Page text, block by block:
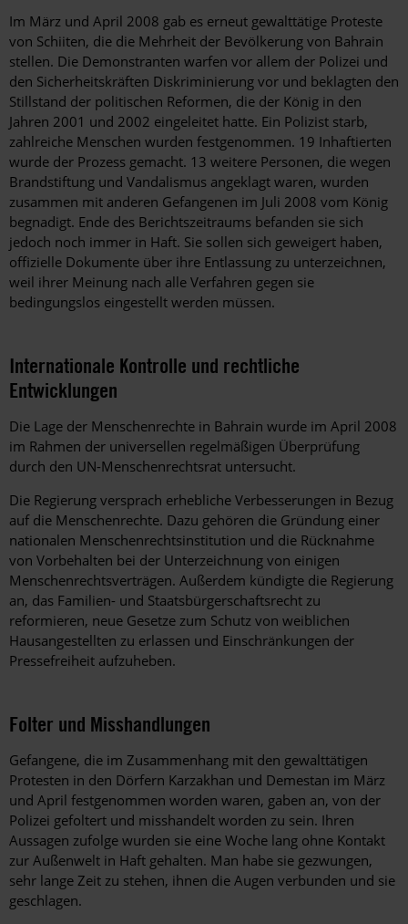
Im März und April 2008 gab es erneut gewalttätige Proteste
von Schiiten, die die Mehrheit der Bevölkerung von Bahrain
stellen. Die Demonstranten warfen vor allem der Polizei und
den Sicherheitskräften Diskriminierung vor und beklagten den
Stillstand der politischen Reformen, die der König in den
Jahren 2001 und 2002 eingeleitet hatte. Ein Polizist starb,
zahlreiche Menschen wurden festgenommen. 19 Inhaftierten
wurde der Prozess gemacht. 13 weitere Personen, die wegen
Brandstiftung und Vandalismus angeklagt waren, wurden
zusammen mit anderen Gefangenen im Juli 2008 vom König
begnadigt. Ende des Berichtszeitraums befanden sie sich
jedoch noch immer in Haft. Sie sollen sich geweigert haben,
offizielle Dokumente über ihre Entlassung zu unterzeichnen,
weil ihrer Meinung nach alle Verfahren gegen sie
bedingungslos eingestellt werden müssen.
Internationale Kontrolle und rechtliche
Entwicklungen
Die Lage der Menschenrechte in Bahrain wurde im April 2008
im Rahmen der universellen regelmäßigen Überprüfung
durch den UN-Menschenrechtsrat untersucht.
Die Regierung versprach erhebliche Verbesserungen in Bezug
auf die Menschenrechte. Dazu gehören die Gründung einer
nationalen Menschenrechtsinstitution und die Rücknahme
von Vorbehalten bei der Unterzeichnung von einigen
Menschenrechtsverträgen. Außerdem kündigte die Regierung
an, das Familien- und Staatsbürgerschaftsrecht zu
reformieren, neue Gesetze zum Schutz von weiblichen
Hausangestellten zu erlassen und Einschränkungen der
Pressefreiheit aufzuheben.
Folter und Misshandlungen
Gefangene, die im Zusammenhang mit den gewalttätigen
Protesten in den Dörfern Karzakhan und Demestan im März
und April festgenommen worden waren, gaben an, von der
Polizei gefoltert und misshandelt worden zu sein. Ihren
Aussagen zufolge wurden sie eine Woche lang ohne Kontakt
zur Außenwelt in Haft gehalten. Man habe sie gezwungen,
sehr lange Zeit zu stehen, ihnen die Augen verbunden und sie
geschlagen.